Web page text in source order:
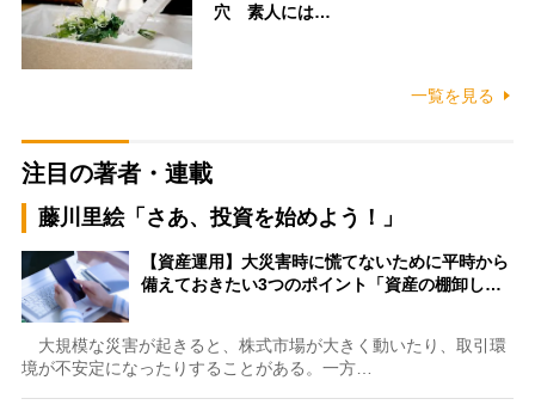
穴 素人には…
一覧を見る
注目の著者・連載
藤川里絵「さあ、投資を始めよう！」
【資産運用】大災害時に慌てないために平時から
備えておきたい3つのポイント「資産の棚卸し…
大規模な災害が起きると、株式市場が大きく動いたり、取引環
境が不安定になったりすることがある。一方…